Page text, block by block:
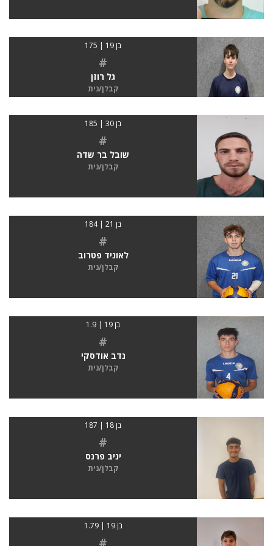
בן 19 | 175
#
גל רוזן
קבלן/נית
בן 30 | 185
#
שובל בר שדה
קבלן/נית
בן 21 | 184
#
לאוניד פטרוב
קבלן/נית
בן 19 | 1.9
#
נדב אודסקי
קבלן/נית
בן 18 | 187
#
יניב פרנס
קבלן/נית
בן 19 | 1.79